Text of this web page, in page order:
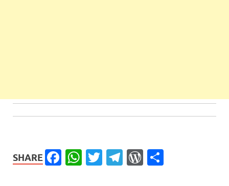
SHARE Facebook
WhatsApp
Twitter
Telegram
WordPress